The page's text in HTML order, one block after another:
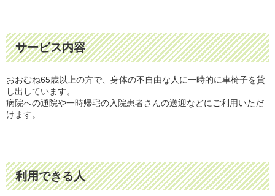
サービス内容
おおむね65歳以上の方で、身体の不自由な人に一時的に車椅子を貸
し出しています。
病院への通院や一時帰宅の入院患者さんの送迎などにご利用いただ
けます。
利用できる人